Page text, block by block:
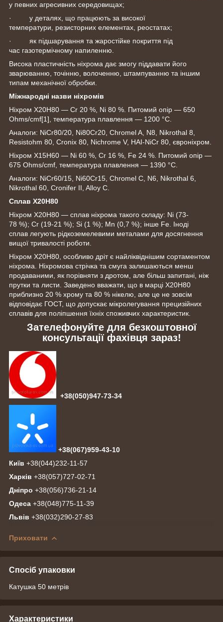
у певних агресивних середовищах;
· у деталях, що працюють за високої
температури, резисторних елементах, реостатах;
· як підшарування та жаростійке покриття під
час газотермічному напиленню.
Висока пластичність ніхрома дає змогу піддавати його
зварюванню, точінню, волоченню, штампуванню та іншим
типам механічної обробки.
Міжнародні назви ніхромів
Ніхром Х20Н80 — Cr 20 %, Ni 80 %. Питомий опір — 650
Ohms/cmf[1], температура плавлення — 1200 °C.
Аналоги: NiCr80/20, Ni80Cr20, Chromel A, N8, Nikrothal 8,
Resistohm 80, Cronix 80, Nichrome V, HAI-NiCr 80, євроніхром.
Ніхром Х15Н60 — Ni 60 %, Cr 16 %, Fe 24 %. Питомий опір —
675 Ohms/cmf, температура плавлення — 1390 °C.
Аналоги: NiCr60/15, Ni60Cr15, Chromel C, N6, Nikrothal 6,
Nikrothal 60, Cronifer II, Alloy C.
Сплав Х20Н80
Ніхром Х20Н80 — сплав ніхрома такого складу: Ni (73-
78 %); Cr (19-21 %); Si (1 %); Mn (0,7 %); інше Fe. Іноді
сплав легують рідкоземелевими металами для досягнення
вищої тривалості роботи.
Ніхром Х20Н80, особливо дріт є найліквіднішим сортаментом
ніхрома. Ніхромова стрічка та смуга залишаються менш
продаваними, як порівняти з дротом, але більш запитані, ніж
прутки та листи. Заведено вважати, що в марці Х20Н80
приблизно 20 % хрому та 80 % нікелю, але це не зовсім
відповідає ГОСТ, що допускає мікролегування прецизійних
сплавів для поліпшення їхніх споживчих характеристик.
Зателефонуйте для безкоштовної
консультації фахівця зараз!
+38(050)947-73-34
+38(067)959-43-10
Київ +38(044)232-11-57
Харків +38(057)727-02-71
Дніпро +38(056)736-21-14
Одеса +38(048)775-11-39
Львів +38(032)290-27-83
Приховати
Спосіб упаковки
Катушка 50 метрів
Характеристики